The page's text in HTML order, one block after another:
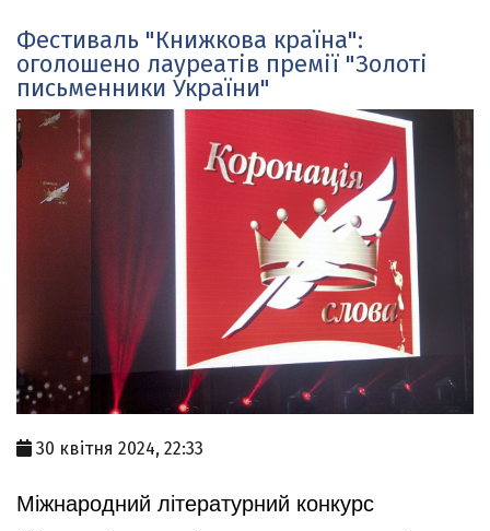
Фестиваль "Книжкова країна":
оголошено лауреатів премії "Золоті
письменники України"
30 квітня 2024, 22:33
Міжнародний літературний конкурс